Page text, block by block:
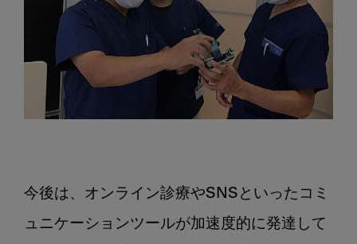
今後は、オンライン診療やSNSといったコミ
ュニケーションツールが加速度的に発達して